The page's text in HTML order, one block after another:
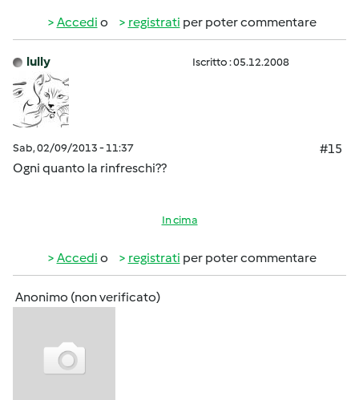
Accedi o registrati per poter commentare
lully Iscritto : 05.12.2008
Sab, 02/09/2013 - 11:37
#15
Ogni quanto la rinfreschi??
In cima
Accedi o registrati per poter commentare
Anonimo (non verificato)